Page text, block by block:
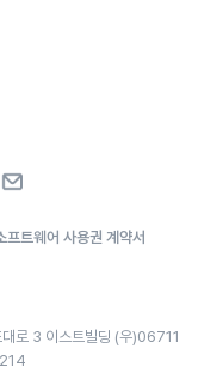
프트웨어 사용권 계약서
로 3 이스트빌딩 (우)06711